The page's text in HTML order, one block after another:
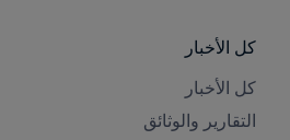
كل الأخبار
كل الأخبار
التقارير والوثائق